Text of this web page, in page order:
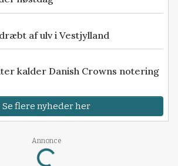
af ulv i Vestjylland
kalder Danish Crowns notering
Se flere nyheder her
Annonce
Loading...